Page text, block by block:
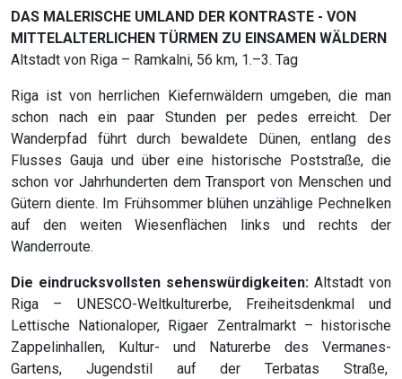
DAS MALERISCHE UMLAND DER KONTRASTE - VON
MITTELALTERLICHEN TÜRMEN ZU EINSAMEN WÄLDERN
Altstadt von Riga – Ramkalni, 56 km, 1.–3. Tag
Riga ist von herrlichen Kiefernwäldern umgeben, die man
schon nach ein paar Stunden per pedes erreicht. Der
Wanderpfad führt durch bewaldete Dünen, entlang des
Flusses Gauja und über eine historische Poststraße, die
schon vor Jahrhunderten dem Transport von Menschen und
Gütern diente. Im Frühsommer blühen unzählige Pechnelken
auf den weiten Wiesenflächen links und rechts der
Wanderroute.
Die eindrucksvollsten sehenswürdigkeiten: Altstadt von
Riga – UNESCO-Weltkulturerbe, Freiheitsdenkmal und
Lettische Nationaloper, Rigaer Zentralmarkt – historische
Zappelinhallen, Kultur- und Naturerbe des Vermanes-
Gartens, Jugendstil auf der Terbatas Straße,